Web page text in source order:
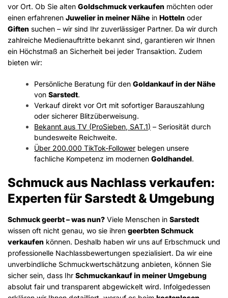
vor Ort. Ob Sie alten Goldschmuck verkaufen möchten oder
einen erfahrenen Juwelier in meiner Nähe in Hotteln oder
Giften suchen – wir sind Ihr zuverlässiger Partner. Da wir durch
zahlreiche Medienauftritte bekannt sind, garantieren wir Ihnen
ein Höchstmaß an Sicherheit bei jeder Transaktion. Zudem
bieten wir:
Persönliche Beratung für denGoldankauf in der Nähe
vonSarstedt.
Verkauf direkt vor Ort mit sofortiger Barauszahlung
oder sicherer Blitzüberweisung.
Bekannt aus TV (ProSieben, SAT.1) – Seriosität durch
bundesweite Reichweite.
Über 200.000 TikTok-Follower belegen unsere
fachliche Kompetenz im modernenGoldhandel.
Schmuck aus Nachlass verkaufen:
Experten für Sarstedt & Umgebung
Schmuck geerbt – was nun? Viele Menschen in Sarstedt
wissen oft nicht genau, wo sie ihren geerbten Schmuck
verkaufen können. Deshalb haben wir uns auf Erbschmuck und
professionelle Nachlassbewertungen spezialisiert. Da wir eine
unverbindliche Schmuckwertschätzung anbieten, können Sie
sicher sein, dass Ihr Schmuckankauf in meiner Umgebung
absolut fair und transparent abgewickelt wird. Infolgedessen